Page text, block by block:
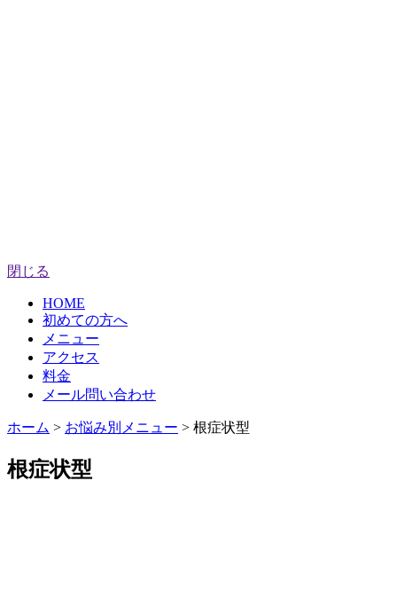
閉じる
HOME
初めての方へ
メニュー
アクセス
料金
メール問い合わせ
ホーム > お悩み別メニュー > 根症状型
根症状型